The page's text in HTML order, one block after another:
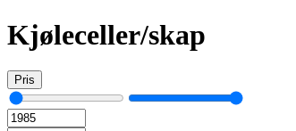
Kjøleceller/skap
Pris